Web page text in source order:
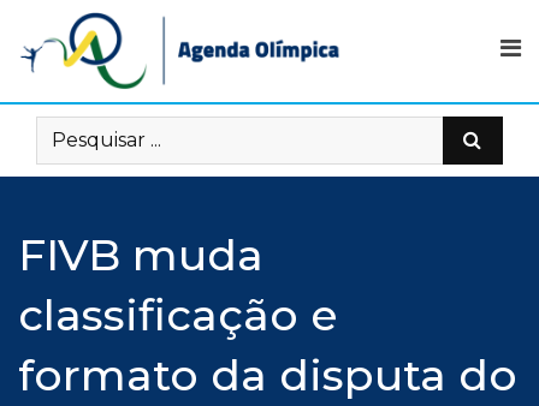
content
FIVB muda
classificação e
formato da disputa do